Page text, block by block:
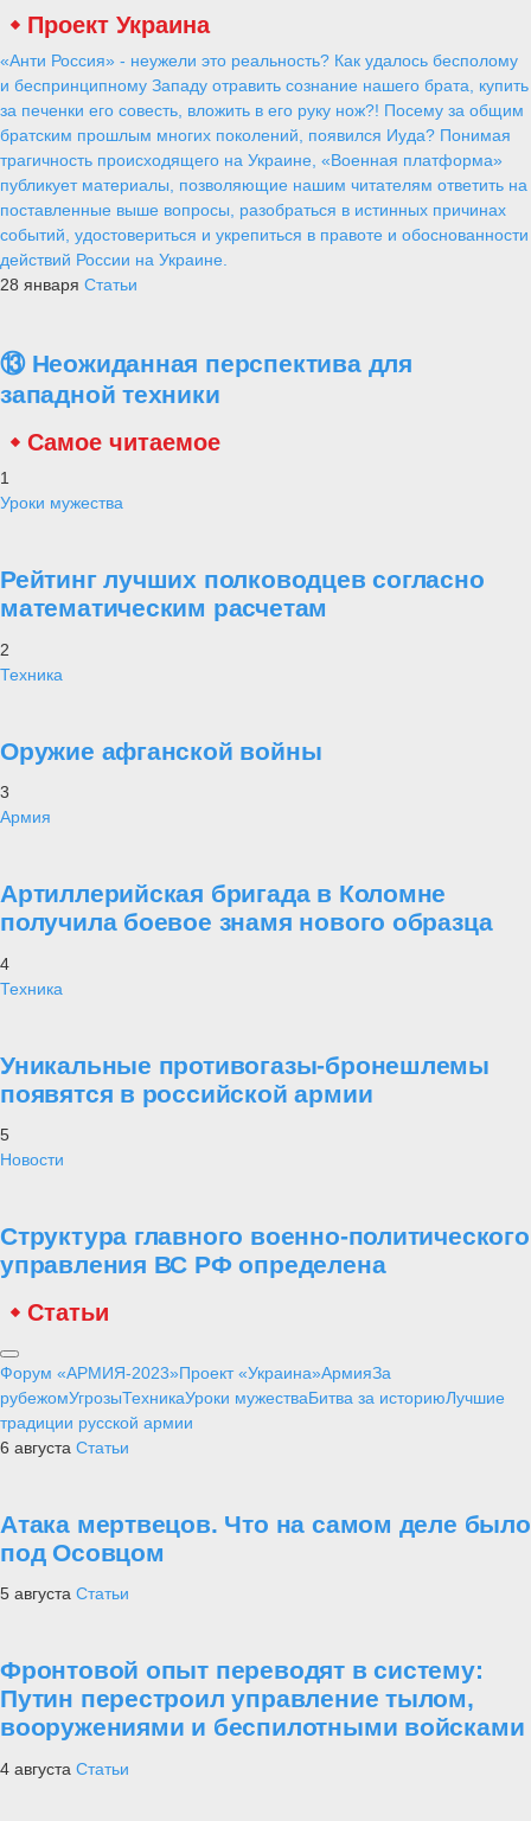
Проект Украина
«Анти Россия» - неужели это реальность? Как удалось бесполому
и беспринципному Западу отравить сознание нашего брата, купить
за печенки его совесть, вложить в его руку нож?! Посему за общим
братским прошлым многих поколений, появился Иуда? Понимая
трагичность происходящего на Украине, «Военная платформа»
публикует материалы, позволяющие нашим читателям ответить на
поставленные выше вопросы, разобраться в истинных причинах
событий, удостовериться и укрепиться в правоте и обоснованности
действий России на Украине.
28 января Статьи
⑬ Неожиданная перспектива для
западной техники
Самое читаемое
1
Уроки мужества
Рейтинг лучших полководцев согласно
математическим расчетам
2
Техника
Оружие афганской войны
3
Армия
Артиллерийская бригада в Коломне
получила боевое знамя нового образца
4
Техника
Уникальные противогазы-бронешлемы
появятся в российской армии
5
Новости
Структура главного военно-политического
управления ВС РФ определена
Статьи
Форум «АРМИЯ-2023»Проект «Украина»АрмияЗа
рубежомУгрозыТехникаУроки мужестваБитва за историюЛучшие
традиции русской армии
6 августа Статьи
Атака мертвецов. Что на самом деле было
под Осовцом
5 августа Статьи
Фронтовой опыт переводят в систему:
Путин перестроил управление тылом,
вооружениями и беспилотными войсками
4 августа Статьи